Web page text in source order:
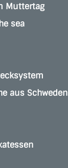
Muttertag
sea
aus Schweden